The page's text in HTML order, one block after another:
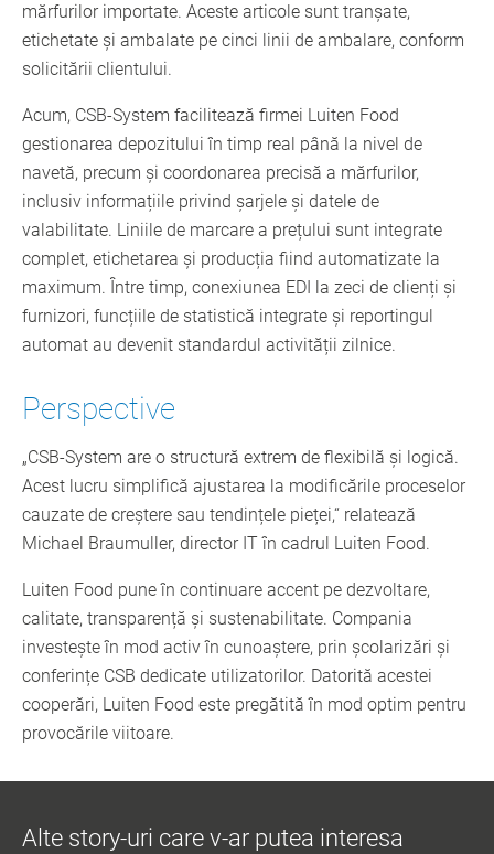
mărfurilor importate. Aceste articole sunt tranșate,
etichetate și ambalate pe cinci linii de ambalare, conform
solicitării clientului.
Acum, CSB-System facilitează firmei Luiten Food
gestionarea depozitului în timp real până la nivel de
navetă, precum și coordonarea precisă a mărfurilor,
inclusiv informațiile privind șarjele și datele de
valabilitate. Liniile de marcare a prețului sunt integrate
complet, etichetarea și producția fiind automatizate la
maximum. Între timp, conexiunea EDI la zeci de clienți și
furnizori, funcțiile de statistică integrate și reportingul
automat au devenit standardul activității zilnice.
Perspective
„CSB-System are o structură extrem de flexibilă și logică.
Acest lucru simplifică ajustarea la modificările proceselor
cauzate de creștere sau tendințele pieței,“ relatează
Michael Braumuller, director IT în cadrul Luiten Food.
Luiten Food pune în continuare accent pe dezvoltare,
calitate, transparență și sustenabilitate. Compania
investește în mod activ în cunoaștere, prin școlarizări și
conferințe CSB dedicate utilizatorilor. Datorită acestei
cooperări, Luiten Food este pregătită în mod optim pentru
provocările viitoare.
Alte story-uri care v-ar putea interesa